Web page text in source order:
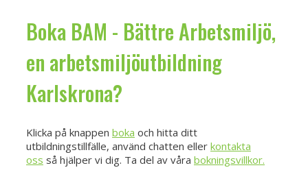
Boka BAM - Bättre Arbetsmiljö,
en arbetsmiljöutbildning
Karlskrona?
Klicka på knappen boka och hitta ditt
utbildningstillfälle, använd chatten eller kontakta
oss så hjälper vi dig. Ta del av våra bokningsvillkor.